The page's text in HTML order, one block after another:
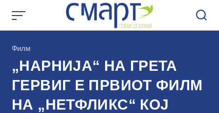
КАтегорија
Филм
„НАРНИЈА“ НА ГРЕТА
ГЕРВИГ Е ПРВИОТ ФИЛМ
НА „НЕТФЛИКС“ КОЈ